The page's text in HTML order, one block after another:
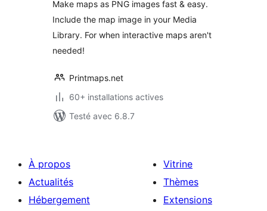
Make maps as PNG images fast & easy.
Include the map image in your Media
Library. For when interactive maps aren't
needed!
Printmaps.net
60+ installations actives
Testé avec 6.8.7
À propos
Actualités
Hébergement
Vitrine
Thèmes
Extensions